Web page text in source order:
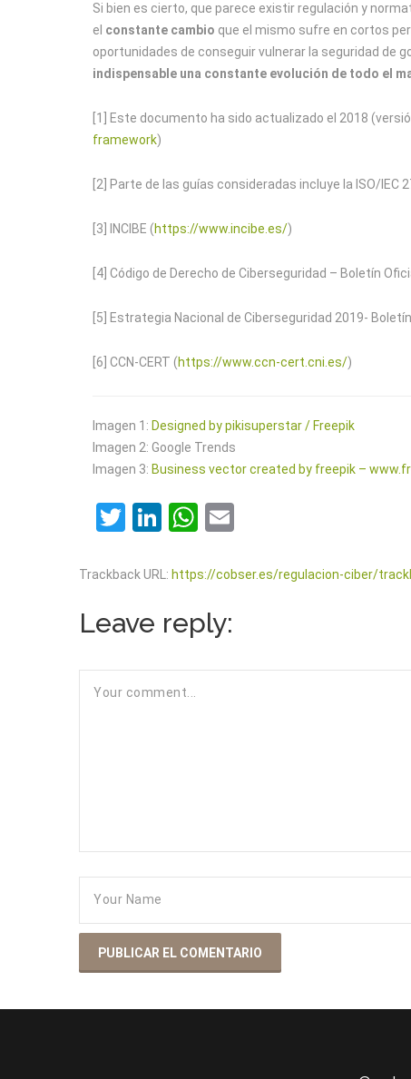
Si bien es cierto, que parece existir regulación y
el constante cambio que el mismo sufre en cortos
oportunidades de conseguir vulnerar la seguridad de
indispensable una constante evolución de todo el
[1] Este documento ha sido actualizado el 2018
framework)
[2] Parte de las guías consideradas incluye la ISO/IEC
[3] INCIBE (https://www.incibe.es/)
[4] Código de Derecho de Ciberseguridad – Boletín
[5] Estrategia Nacional de Ciberseguridad 2019-
[6] CCN-CERT (https://www.ccn-cert.cni.es/)
Imagen 1: Designed by pikisuperstar / Freepik
Imagen 2: Google Trends
Imagen 3: Business vector created by freepik –
Twitter
LinkedIn
WhatsApp
Trackback URL: https://cobser.es/regulacion-ciber/
Leave reply: